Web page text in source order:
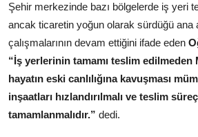
Şehir merkezinde bazı bölgelerde iş yeri
ancak ticaretin yoğun olarak sürdüğü ana
çalışmalarının devam ettiğini ifade eden
“İş yerlerinin tamamı teslim edilmeden
hayatın eski canlılığına kavuşması
inşaatları hızlandırılmalı ve teslim
tamamlanmalıdır.” dedi.